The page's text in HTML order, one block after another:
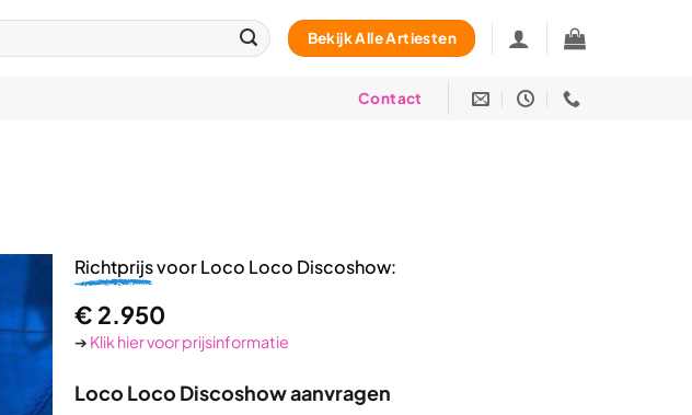
Bekijk Alle Artiesten
Contact
Richtprijsvoor Loco Loco Discoshow:
€ 2.950
➔ Klik hier voor prijsinformatie
Loco Loco Discoshow aanvragen